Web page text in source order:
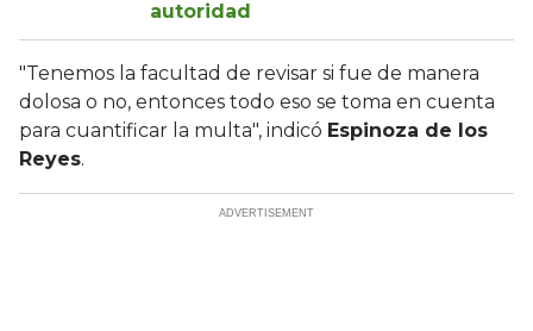
autoridad
"Tenemos la facultad de revisar si fue de manera
dolosa o no, entonces todo eso se toma en cuenta
para cuantificar la multa", indicó Espinoza de los
Reyes.